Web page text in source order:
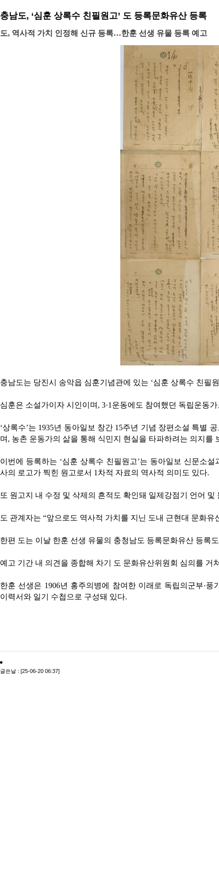
충남도, ‘심훈 상록수 친필원고’ 도 등록문화유산 등록
도, 역사적 가치 인정해 신규 등록…한훈 선생 유물 등록 예고
충남도는 당진시 송악읍 심훈기념관에 있는 ‘심훈 상록수 친필
심훈은 소설가이자 시인이며, 3·1운동에도 참여했던 독립운동
‘상록수’는 1935년 동아일보 창간 15주년 기념 장편소설 특별
며, 농촌 운동가의 삶을 통해 식민지 현실을 타파하려는 의지를
이번에 등록하는 ‘심훈 상록수 친필원고’는 동아일보 신문소
사의 로고가 찍힌 원고로서 1차적 자료의 역사적 의미도 있다.
또 원고지 내 수정 및 삭제의 흔적도 확인돼 일제강점기 언어
도 관계자는 “앞으로도 역사적 가치를 지닌 도내 근현대 문화
한편 도는 이날 한훈 선생 유물의 충청남도 등록문화유산 등록
예고 기간 내 의견을 종합해 차기 도 문화유산위원회 심의를 거
한훈 선생은 1906년 홍주의병에 참여한 이래로 독립의군부·
이력서와 일기 수첩으로 구성돼 있다.
글쓴날 : [25-06-20 06:37]